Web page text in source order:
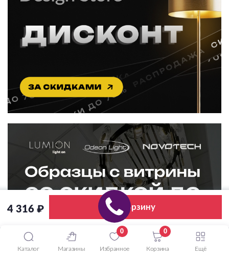
4 316 ₽ В корзину
Каталог Магазины
0
Избранное
0
Корзина Ещё